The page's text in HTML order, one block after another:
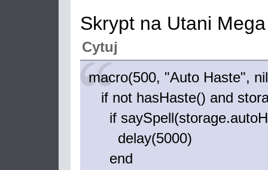
Skrypt na Utani
Cytuj
macro(500, "Auto Haste",
if not hasHaste() and
if
delay(5000)
end